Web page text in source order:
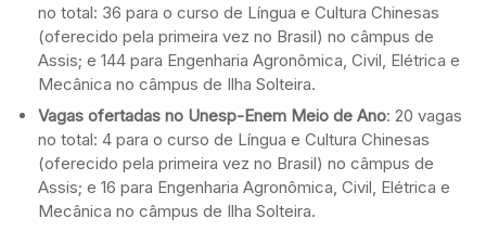
no total: 36 para o curso de Língua e Cultura Chinesas
(oferecido pela primeira vez no Brasil) no câmpus de
Assis; e 144 para Engenharia Agronômica, Civil, Elétrica e
Mecânica no câmpus de Ilha Solteira.
Vagas ofertadas no Unesp-Enem Meio de Ano: 20 vagas
no total: 4 para o curso de Língua e Cultura Chinesas
(oferecido pela primeira vez no Brasil) no câmpus de
Assis; e 16 para Engenharia Agronômica, Civil, Elétrica e
Mecânica no câmpus de Ilha Solteira.